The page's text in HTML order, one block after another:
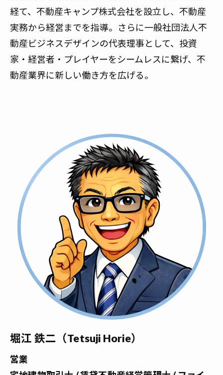
経て、不動産キャンプ株式会社を設立し、不動産
実務から経営までを指導。さらに一般社団法人不
動産ビジネスデザインの代表理事として、投資
家・経営者・プレイヤーをシームレスに繋げ、不
動産業界に新しい働き方を広げる。
堀江 鉄二（Tetsuji Horie）
営業